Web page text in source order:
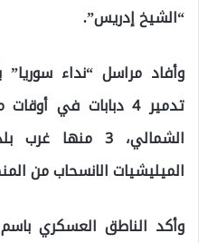
“الشيخ إدريس”.
وأفاد مراسل “نداء
تدمير 4 دبابات في
الشمالي، 3
الميليشيات الانسحاب من
وأكد الناطق العسكري